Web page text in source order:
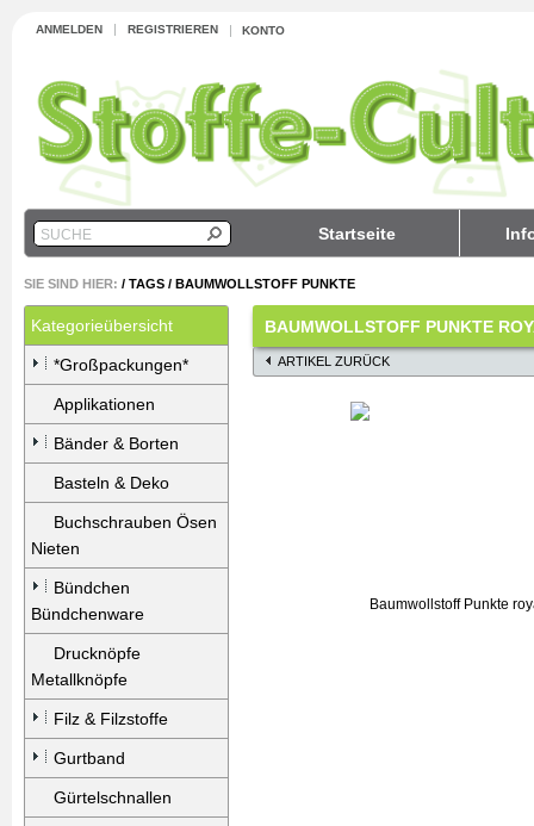
ANMELDEN REGISTRIEREN KONTO
Startseite
SUCHE
SIE SIND HIER: / TAGS / BAUMWOLLSTOFF PUNKTE
Kategorieübersicht
*Großpackungen*
Applikationen
Bänder & Borten
Basteln & Deko
Buchschrauben Ösen
Nieten
Bündchen
Bündchenware
Drucknöpfe
Metallknöpfe
Filz & Filzstoffe
Gurtband
Gürtelschnallen
BAUMWOLLSTOFF PUNKTE
ARTIKEL ZURÜCK